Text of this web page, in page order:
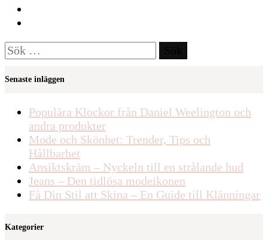
Sök
efter:
Senaste inläggen
Populära Klockor från Daniel Weelington och
andra produkter
Mode och Skönhet: Trender, Tips och
Hållbarhet
Ansiktskräm – Nyckeln till en strålande hud
Jeans – Den tidlösa modeikonen
Få Din Stil att Skina – En Guide till Klänningar
Kategorier